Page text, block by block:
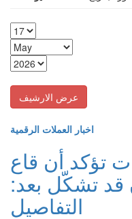
اخبار العملات الرقمية
تؤكد أن قاع
قد تشكّل بعد:
التفاصيل